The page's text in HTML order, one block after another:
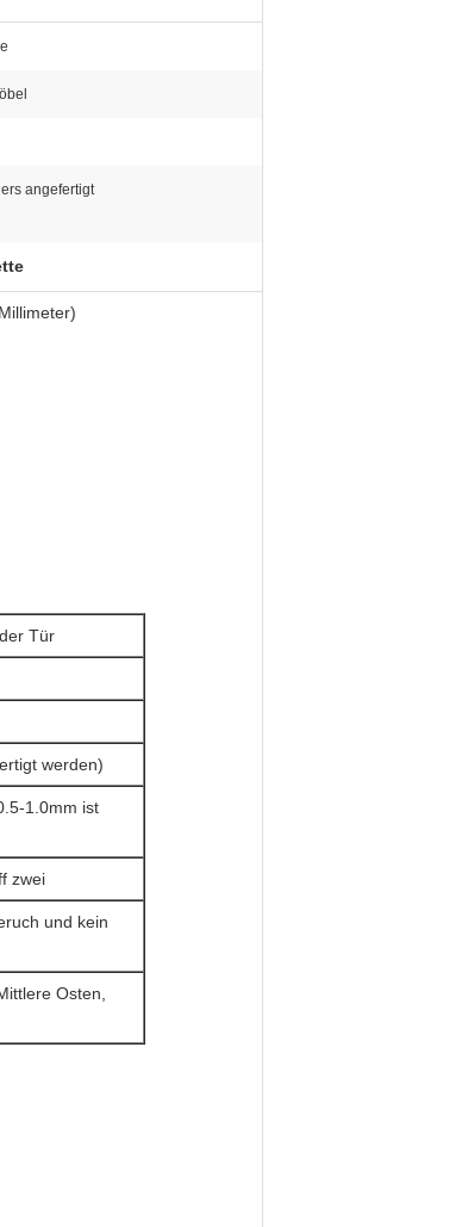
angefertigt
Tür
werden)
1.0mm ist
zwei
und kein
Osten,